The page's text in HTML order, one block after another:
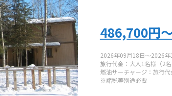
リトアニア
ニア
モンテネグロ
ニア
ボスニア・ヘルツェゴビナ
い合わせ
アーコードUA-TAAH-60 をお伝えください
ァクトリー
050-5530-6742
486,700円
2026年09月18日～2026
旅行代金：大人1名様（2名
燃油サーチャージ：旅行代
※諸税等別途必要